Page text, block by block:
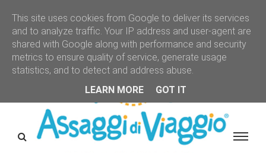
This site uses cookies from Google to deliver its services
and to analyze traffic. Your IP address and user-agent are
shared with Google along with performance and security
metrics to ensure quality of service, generate usage
statistics, and to detect and address abuse.
LEARN MORE
GOT IT